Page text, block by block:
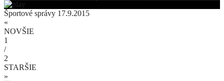
Športové správy 17.9.2015
«
NOVŠIE
1
/
2
STARŠIE
»